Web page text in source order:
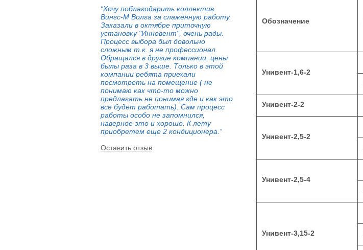
Обозначение
Унивент-1,6-2
Унивент-2-2
Унивент-2,5-2
Унивент-2,5-4
Унивент-3,15-2
“Хочу поблагодарить коллектив
Вингс-М Волга за слаженную работу.
Заказали в октябре приточную
установку "Инновент", очень рады.
Процесс выбора был довольно
сложным т.к. я не профессионал.
Обращался в другие компании, цены
былы раза в 3 выше. Только в этой
компании ребята приехали
посмотреть на помещение ( не
понимаю как что-то можно
предлагать не понимая где и как это
все будет работать). Сам процесс
работы особо не запомнился,
наверное это и хорошо. К лету
приобретем еще 2 кондиционера.”
Оставить отзыв